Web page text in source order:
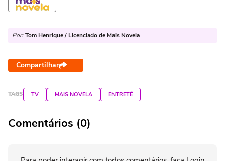
Por: Tom Henrique / Licenciado de Mais Novela
Compartilhar
TAGS TV MAIS NOVELA ENTRETÊ
Comentários (0)